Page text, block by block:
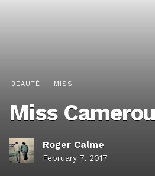
BEAUTÉ MISS
Miss
Roger Calme
February 7, 2017